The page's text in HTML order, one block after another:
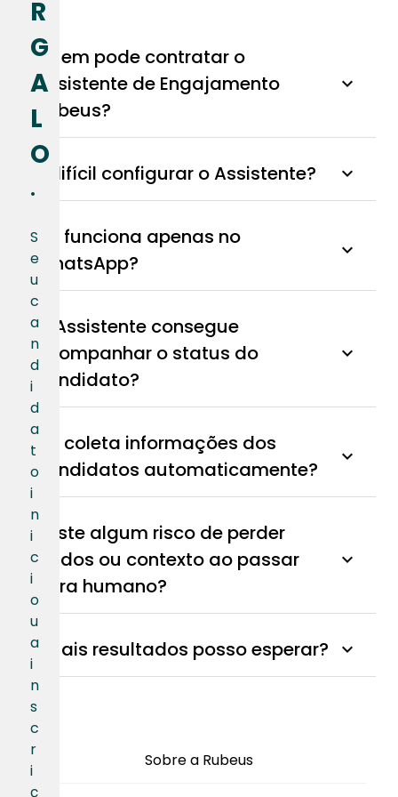
R
G
A
L
O
•
S
e
u
c
a
n
d
i
d
a
t
o
i
n
i
c
i
o
u
a
i
n
s
c
r
i
ç
Quem pode contratar o
Assistente de Engajamento
Rubeus?
expand_more
É difícil configurar o Assistente? expand_more
Ele funciona apenas no
WhatsApp?
expand_more
O Assistente consegue
acompanhar o status do
candidato?
expand_more
Ele coleta informações dos
candidatos automaticamente?
expand_more
Existe algum risco de perder
dados ou contexto ao passar
para humano?
expand_more
Quais resultados posso esperar? expand_more
Sobre a Rubeus